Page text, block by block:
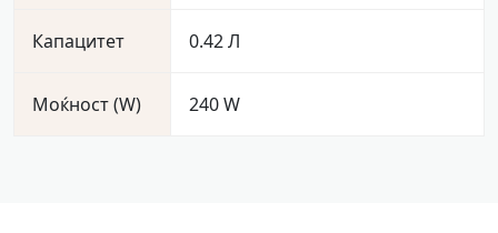
Капацитет 0.42 Л
Моќност (W) 240 W